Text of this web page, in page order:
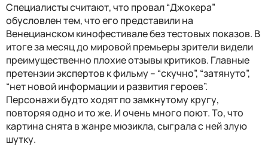
Специалисты считают, что провал “Джокера”
обусловлен тем, что его представили на
Венецианском кинофестивале без тестовых показов. В
итоге за месяц до мировой премьеры зрители видели
преимущественно плохие отзывы критиков. Главные
претензии экспертов к фильму – “скучно”, “затянуто”,
“нет новой информации и развития героев”.
Персонажи будто ходят по замкнутому кругу,
повторяя одно и то же. И очень много поют. То, что
картина снята в жанре мюзикла, сыграла с ней злую
шутку.